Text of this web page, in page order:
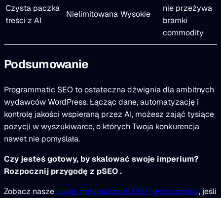
Czysta paczka
treści z AI
Nielimitowana Wysokie
nie przeżywa
bramki
commodity
Podsumowanie
Programmatic SEO to ostateczna dźwignia dla ambitnych
wydawców WordPress. Łącząc dane, automatyzację i
kontrolę jakości wspieraną przez AI, możesz zająć tysiące
pozycji w wyszukiwarce, o których Twoja konkurencja
nawet nie pomyślała.
Czy jesteś gotowy, by skalować swoje imperium?
Rozpocznij przygodę z pSEO .
Zobacz nasze usługi optymalizacji SEO i widoczności, jeśli